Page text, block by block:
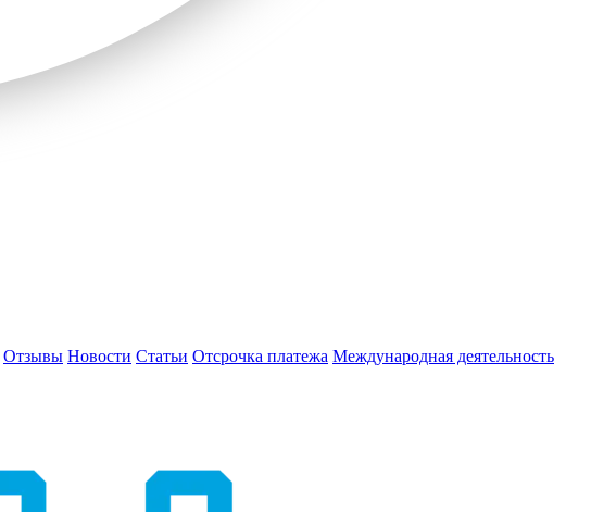
Отзывы Новости Статьи Отсрочка платежа Международная деятельность